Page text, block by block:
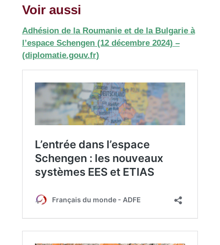
Voir aussi
Adhésion de la Roumanie et de la Bulgarie à
l’espace Schengen (12 décembre 2024) –
(diplomatie.gouv.fr)